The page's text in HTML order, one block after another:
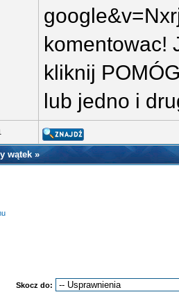
komentowac!
kliknij
lub jedno i
wątek»
Skocz do: